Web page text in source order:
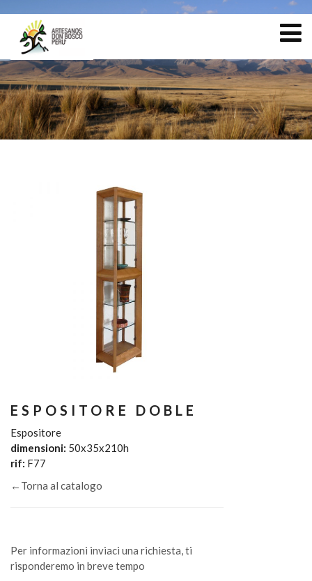
ESPOSITORE DOBLE
Espositore
dimensioni: 50x35x210h
rif: F77
←Torna al catalogo
Per informazioni inviaci una richiesta, ti
risponderemo in breve tempo